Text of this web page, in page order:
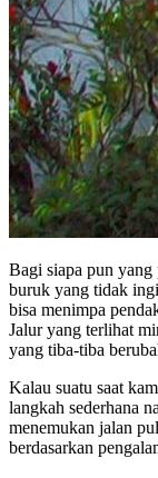
Bagi siapa pun yang
buruk yang tidak
bisa menimpa
Jalur yang terlihat
yang tiba-tiba
Kalau suatu saat
langkah sederhana
menemukan jalan
berdasarkan